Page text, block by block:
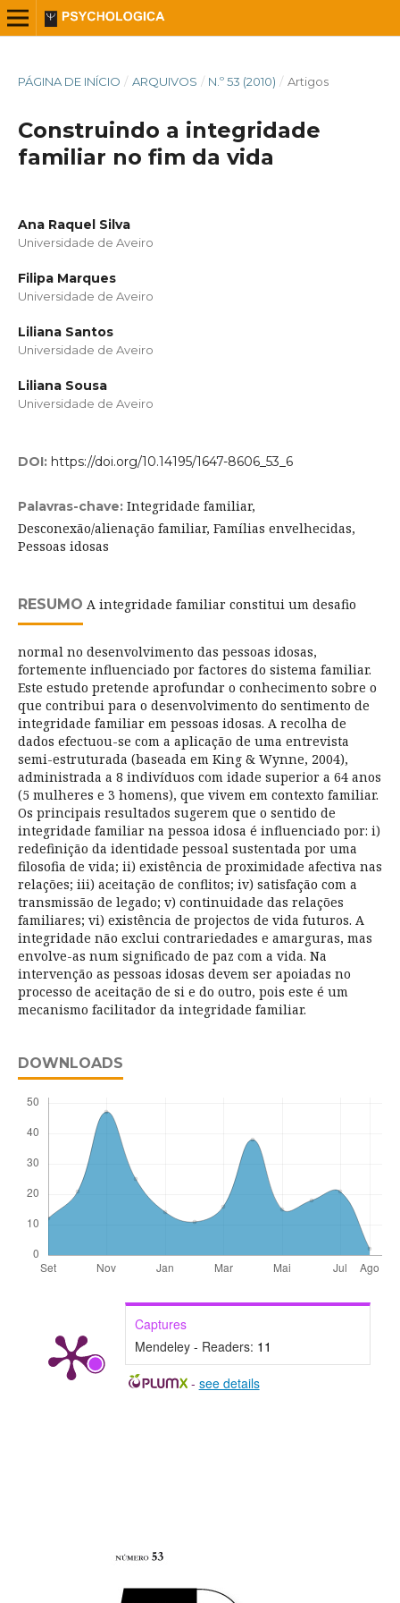
PÁGINA DE INÍCIO / ARQUIVOS / N.º 53 (2010) / Artigos
Construindo a integridade
familiar no fim da vida
Ana Raquel Silva
Universidade de Aveiro
Filipa Marques
Universidade de Aveiro
Liliana Santos
Universidade de Aveiro
Liliana Sousa
Universidade de Aveiro
DOI: https://doi.org/10.14195/1647-8606_53_6
Palavras-chave: Integridade familiar,
Desconexão/alienação familiar, Famílias envelhecidas,
Pessoas idosas
RESUMO A integridade familiar constitui um desafio
normal no desenvolvimento das pessoas idosas,
fortemente influenciado por factores do sistema familiar.
Este estudo pretende aprofundar o conhecimento sobre o
que contribui para o desenvolvimento do sentimento de
integridade familiar em pessoas idosas. A recolha de
dados efectuou-se com a aplicação de uma entrevista
semi-estruturada (baseada em King & Wynne, 2004),
administrada a 8 indivíduos com idade superior a 64 anos
(5 mulheres e 3 homens), que vivem em contexto familiar.
Os principais resultados sugerem que o sentido de
integridade familiar na pessoa idosa é influenciado por: i)
redefinição da identidade pessoal sustentada por uma
filosofia de vida; ii) existência de proximidade afectiva nas
relações; iii) aceitação de conflitos; iv) satisfação com a
transmissão de legado; v) continuidade das relações
familiares; vi) existência de projectos de vida futuros. A
integridade não exclui contrariedades e amarguras, mas
envolve-as num significado de paz com a vida. Na
intervenção as pessoas idosas devem ser apoiadas no
processo de aceitação de si e do outro, pois este é um
mecanismo facilitador da integridade familiar.
DOWNLOADS
Captures
Mendeley - Readers: 11
- see details